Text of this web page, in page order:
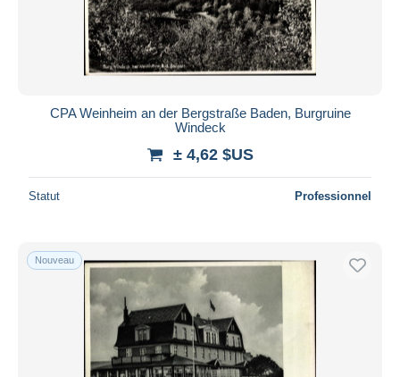
CPA Weinheim an der Bergstraße Baden, Burgruine
Windeck
± 4,62 $US
Statut Professionnel
Nouveau